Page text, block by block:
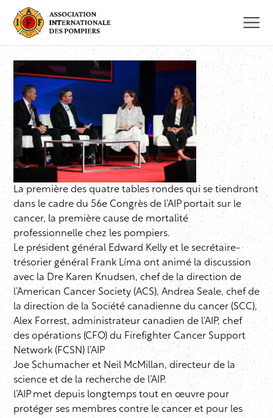
contenu
La première des quatre tables rondes qui se tiendront
dans le cadre du 56e Congrès de l’AIP portait sur le
cancer, la première cause de mortalité
professionnelle chez les pompiers.
Le président général Edward Kelly et le secrétaire-
trésorier général Frank Líma ont animé la discussion
avec la Dre Karen Knudsen, chef de la direction de
l’American Cancer Society (ACS), Andrea Seale, chef de
la direction de la Société canadienne du cancer (SCC),
Alex Forrest, administrateur canadien de l’AIP, chef
des opérations (CFO) du Firefighter Cancer Support
Network (FCSN) l’AIP
Joe Schumacher et Neil McMillan, directeur de la
science et de la recherche de l’AIP.
l’AIP met depuis longtemps tout en œuvre pour
protéger ses membres contre le cancer et pour les